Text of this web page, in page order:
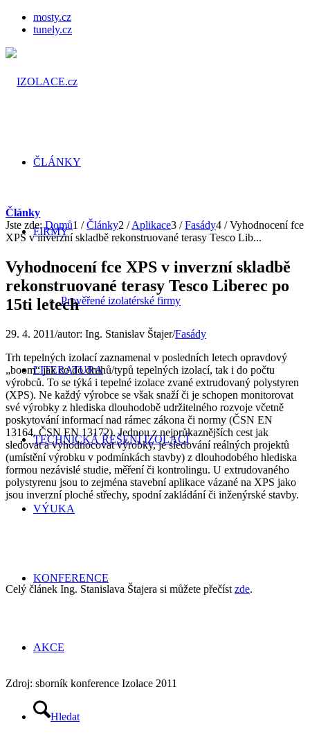
mosty.cz
tunely.cz
ČLÁNKY
FIRMY
Prověřené izolatérské firmy
LITERATURA
TECHNICKÁ ŘEŠENÍ IZOLACÍ
VÝUKA
KONFERENCE
AKCE
Hledat
Články
Jste zde: Domů1 / Články2 / Aplikace3 / Fasády4 / Vyhodnocení fce
XPS v inverzní skladbě rekonstruované terasy Tesco Lib...
Vyhodnocení fce XPS v inverzní skladbě
rekonstruované terasy Tesco Liberec po
15ti letech
29. 4. 2011/autor: Ing. Stanislav Štajer/Fasády
Trh tepelných izolací zaznamenal v posledních letech opravdový
„boom“ jak co do druhů/typů tepelných izolací, tak i do počtu
výrobců. To se týká i tepelné izolace zvané extrudovaný polystyren
(XPS). Ne každý výrobce se však snaží či je schopen monitorovat
své výrobky z hlediska dlouhodobě udržitelného rozvoje včetně
poskytování informací nad rámec zákona či normy (ČSN EN
13164, ČSN EN 13172). Jednou z nejprůkaznějších cest jak
sledovat a vyhodnocovat výrobky, je sledování reálných projektů
(umístění výrobku v podmínkách stavby) z dlouhodobého hlediska
formou nezávislé studie, měření či kontrolingu. U extrudovaného
polystyrenu jsou to zejména stavební aplikace vázané na XPS jako
jsou inverzní ploché střechy, spodní zakládání či inženýrské stavby.
Celý článek Ing. Stanislava Štajera si můžete přečíst zde.
Zdroj: sborník konference Izolace 2011